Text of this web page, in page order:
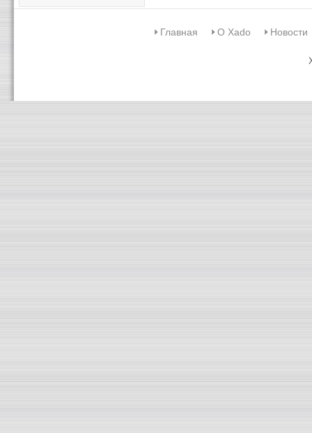
Главная О Xado Новости